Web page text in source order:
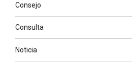
Consejo
Consulta
Noticia